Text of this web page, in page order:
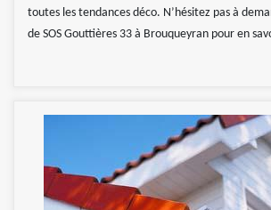
toutes les tendances déco. N’hésitez pas à
de SOS Gouttières 33 à Brouqueyran pour en